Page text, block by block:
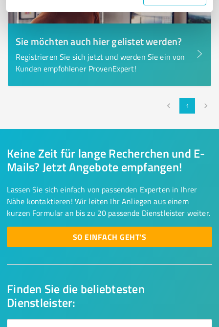
Sie möchten auch hier gelistet werden?
Registrieren Sie sich jetzt und werden Sie ein von
Kunden empfohlener ProvenExpert!
1
Finden Sie die beliebtesten
Dienstleister:
Keine Zeit für lange Recherchen und E-
Mails? Jetzt Angebote empfangen!
Lassen Sie sich einfach von passenden Experten in Ihrer
Nähe kontaktieren! Wir leiten Ihr Anliegen aus einem
kurzen Formular an bis zu 20 passende Dienstleister weiter.
SO EINFACH GEHT'S